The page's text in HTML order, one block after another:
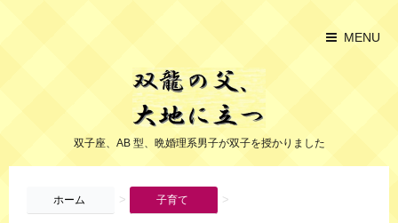
MENU
双子座、AB 型、晩婚理系男子が双子を授かりました
ホーム > 子育て >